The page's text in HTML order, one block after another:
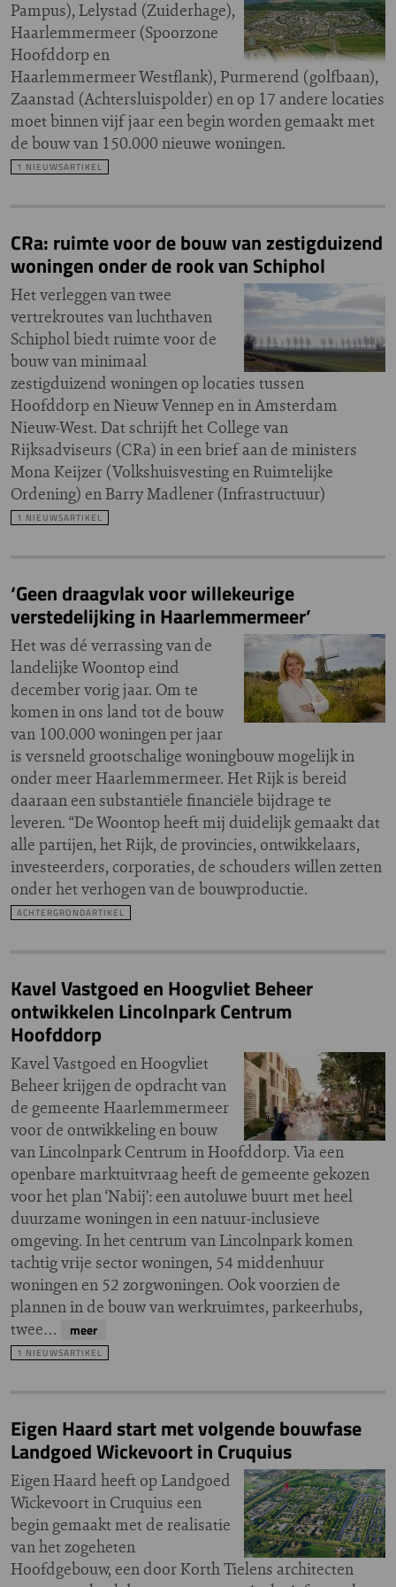
Pampus), Lelystad (Zuiderhage),
Haarlemmermeer (Spoorzone
Hoofddorp en
Haarlemmermeer Westflank), Purmerend (golfbaan),
Zaanstad (Achtersluispolder) en op 17 andere locaties
moet binnen vijf jaar een begin worden gemaakt met
de bouw van 150.000 nieuwe woningen.
1 NIEUWSARTIKEL
CRa: ruimte voor de bouw van zestigduizend
woningen onder de rook van Schiphol
Het verleggen van twee
vertrekroutes van luchthaven
Schiphol biedt ruimte voor de
bouw van minimaal
zestigduizend woningen op locaties tussen
Hoofddorp en Nieuw Vennep en in Amsterdam
Nieuw-West. Dat schrijft het College van
Rijksadviseurs (CRa) in een brief aan de ministers
Mona Keijzer (Volkshuisvesting en Ruimtelijke
Ordening) en Barry Madlener (Infrastructuur)
1 NIEUWSARTIKEL
‘Geen draagvlak voor willekeurige
verstedelijking in Haarlemmermeer’
Het was dé verrassing van de
landelijke Woontop eind
december vorig jaar. Om te
komen in ons land tot de bouw
van 100.000 woningen per jaar
is versneld grootschalige woningbouw mogelijk in
onder meer Haarlemmermeer. Het Rijk is bereid
daaraan een substantiële financiële bijdrage te
leveren. “De Woontop heeft mij duidelijk gemaakt dat
alle partijen, het Rijk, de provincies, ontwikkelaars,
investeerders, corporaties, de schouders willen zetten
onder het verhogen van de bouwproductie.
ACHTERGRONDARTIKEL
Kavel Vastgoed en Hoogvliet Beheer
ontwikkelen Lincolnpark Centrum
Hoofddorp
Kavel Vastgoed en Hoogvliet
Beheer krijgen de opdracht van
de gemeente Haarlemmermeer
voor de ontwikkeling en bouw
van Lincolnpark Centrum in Hoofddorp. Via een
openbare marktuitvraag heeft de gemeente gekozen
voor het plan ‘Nabij’: een autoluwe buurt met heel
duurzame woningen in een natuur-inclusieve
omgeving. In het centrum van Lincolnpark komen
tachtig vrije sector woningen, 54 middenhuur
woningen en 52 zorgwoningen. Ook voorzien de
plannen in de bouw van werkruimtes, parkeerhubs,
twee…
meer
1 NIEUWSARTIKEL
Eigen Haard start met volgende bouwfase
Landgoed Wickevoort in Cruquius
Eigen Haard heeft op Landgoed
Wickevoort in Cruquius een
begin gemaakt met de realisatie
van het zogeheten
Hoofdgebouw, een door Korth Tielens architecten